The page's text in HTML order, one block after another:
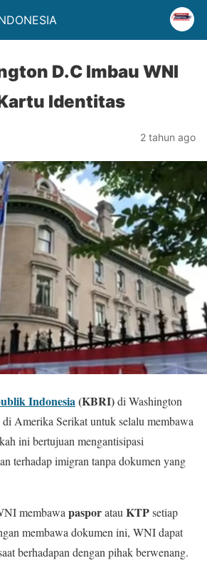
D.C Imbau WNI
Identitas
2 tahun ago
Indonesia(KBRI)di Washington
Amerika Serikat untuk selalu membawa
ini bertujuan mengantisipasi
terhadap imigran tanpa dokumen yang
membawa pasporatau KTPsetiap
membawa dokumen ini, WNI dapat
berhadapan dengan pihak berwenang.